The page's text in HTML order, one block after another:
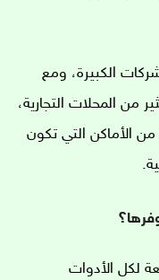
الكبيرة، ومع
من المحلات التجارية،
الأماكن التي تكون
لكل الأدوات